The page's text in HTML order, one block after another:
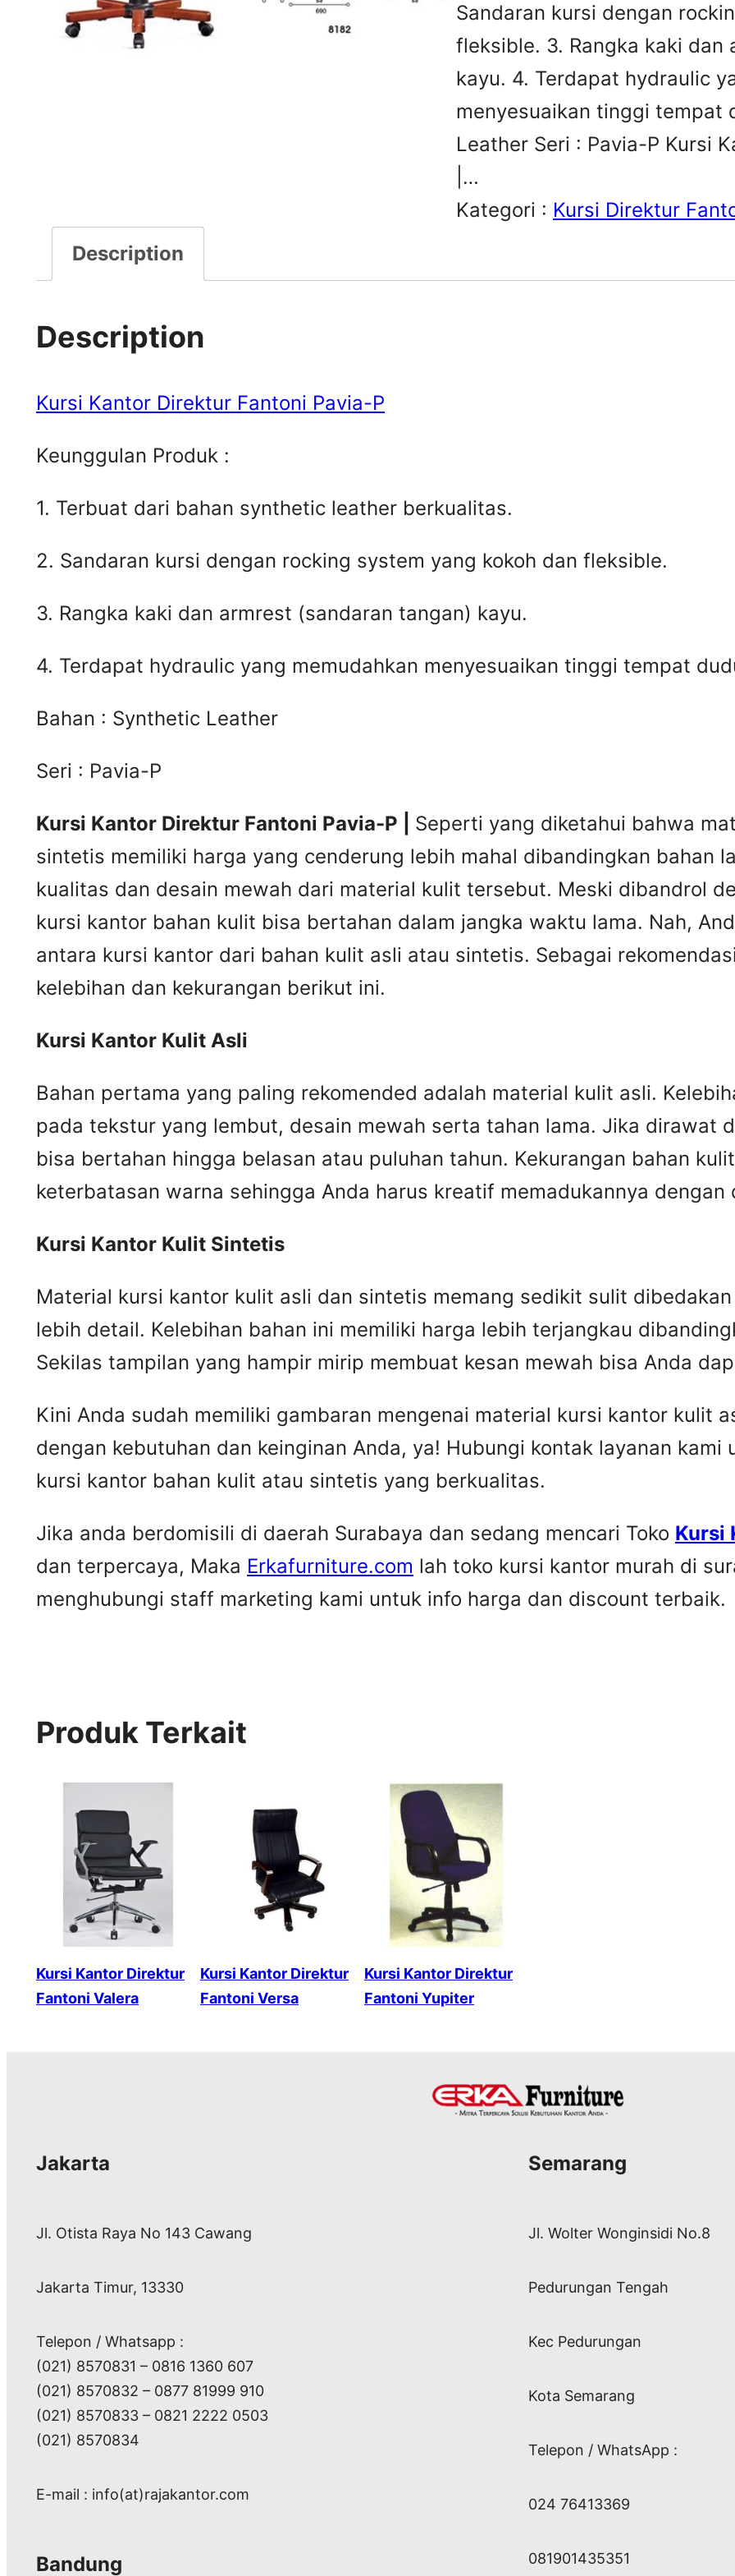
Sandaran kursi dengan
fleksible. 3. Rangka kaki
kayu. 4. Terdapat hydraulic
menyesuaikan tinggi tempat
Leather Seri : Pavia-P Kursi
|…
Kategori : Kursi Direktur
Description
Description
Kursi Kantor Direktur Fantoni Pavia-P
Keunggulan Produk :
1. Terbuat dari bahan synthetic leather berkualitas.
2. Sandaran kursi dengan rocking system yang kokoh dan fleksible.
3. Rangka kaki dan armrest (sandaran tangan) kayu.
4. Terdapat hydraulic yang memudahkan menyesuaikan tinggi tempat
Bahan : Synthetic Leather
Seri : Pavia-P
Kursi Kantor Direktur Fantoni Pavia-P | Seperti yang diketahui bahwa
sintetis memiliki harga yang cenderung lebih mahal dibandingkan bahan
kualitas dan desain mewah dari material kulit tersebut. Meski dibandrol
kursi kantor bahan kulit bisa bertahan dalam jangka waktu lama. Nah,
antara kursi kantor dari bahan kulit asli atau sintetis. Sebagai
kelebihan dan kekurangan berikut ini.
Kursi Kantor Kulit Asli
Bahan pertama yang paling rekomended adalah material kulit asli.
pada tekstur yang lembut, desain mewah serta tahan lama. Jika dirawat
bisa bertahan hingga belasan atau puluhan tahun. Kekurangan bahan
keterbatasan warna sehingga Anda harus kreatif memadukannya
Kursi Kantor Kulit Sintetis
Material kursi kantor kulit asli dan sintetis memang sedikit sulit
lebih detail. Kelebihan bahan ini memiliki harga lebih terjangkau
Sekilas tampilan yang hampir mirip membuat kesan mewah bisa Anda
Kini Anda sudah memiliki gambaran mengenai material kursi kantor kulit
dengan kebutuhan dan keinginan Anda, ya! Hubungi kontak layanan kami
kursi kantor bahan kulit atau sintetis yang berkualitas.
Jika anda berdomisili di daerah Surabaya dan sedang mencari Toko Kursi
dan terpercaya, Maka Erkafurniture.com lah toko kursi kantor murah di
menghubungi staff marketing kami untuk info harga dan discount terbaik.
Produk Terkait
Kursi Kantor Direktur
Fantoni Valera
Kursi Kantor Direktur
Fantoni Versa
Kursi Kantor Direktur
Fantoni Yupiter
Jakarta
Jl. Otista Raya No 143 Cawang
Jakarta Timur, 13330
Telepon / Whatsapp :
(021) 8570831 – 0816 1360 607
(021) 8570832 – 0877 81999 910
(021) 8570833 – 0821 2222 0503
(021) 8570834
E-mail : info(at)rajakantor.com
Bandung
Semarang
Jl. Wolter Wonginsidi No.8
Pedurungan Tengah
Kec Pedurungan
Kota Semarang
Telepon / WhatsApp :
024 76413369
081901435351